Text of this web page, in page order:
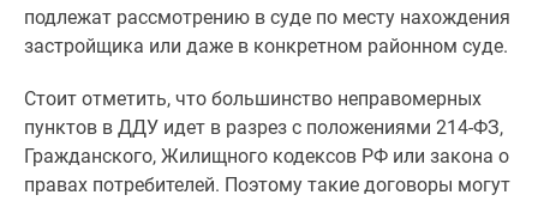
подлежат рассмотрению в суде по месту нахождения
застройщика или даже в конкретном районном суде.
Стоит отметить, что большинство неправомерных
пунктов в ДДУ идет в разрез с положениями 214-ФЗ,
Гражданского, Жилищного кодексов РФ или закона о
правах потребителей. Поэтому такие договоры могут